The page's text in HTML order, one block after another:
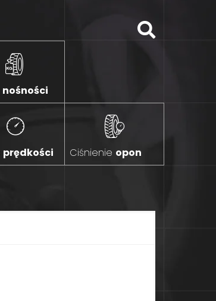
nośności
prędkości Ciśnienie opon